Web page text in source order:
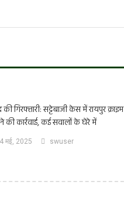
की गिरफ्तारी: सट्टेबाजी केस में रायपुर क्राइम
ने की कार्रवाई, कई सवालों के घेरे में
मई, 2025 swuser